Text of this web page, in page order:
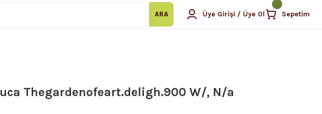
ARA Üye Girişi / Üye Ol Sepetim
Thegardenofeart.deligh.900 W/, N/a